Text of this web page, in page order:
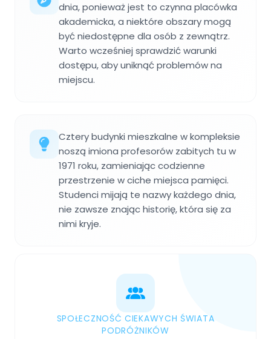
dnia, ponieważ jest to czynna placówka
akademicka, a niektóre obszary mogą
być niedostępne dla osób z zewnątrz.
Warto wcześniej sprawdzić warunki
dostępu, aby uniknąć problemów na
miejscu.
Cztery budynki mieszkalne w kompleksie
noszą imiona profesorów zabitych tu w
1971 roku, zamieniając codzienne
przestrzenie w ciche miejsca pamięci.
Studenci mijają te nazwy każdego dnia,
nie zawsze znając historię, która się za
nimi kryje.
SPOŁECZNOŚĆ CIEKAWYCH ŚWIATA
PODRÓŻNIKÓW